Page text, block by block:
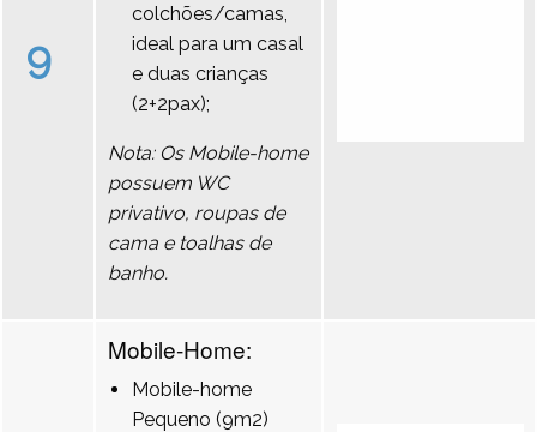
9
colchões/camas,
ideal para um casal
e duas crianças
(2+2pax);
Nota: Os Mobile-home
possuem WC
privativo, roupas de
cama e toalhas de
banho.
Mobile-Home:
Mobile-home
Pequeno (9m2)